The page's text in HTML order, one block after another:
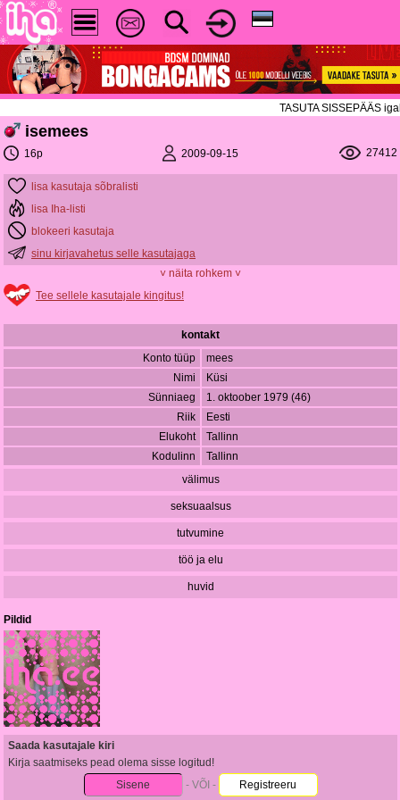
TASUTA SISSEPÄÄS
isemees
16p 2009-09-15 27412
lisa kasutaja sõbralisti
lisa Iha-listi
blokeeri kasutaja
sinu kirjavahetus selle kasutajaga
˅ näita rohkem ˅
Tee sellele kasutajale kingitus!
kontakt
Konto tüüp
mees
Nimi
Küsi
Sünniaeg
1. oktoober 1979 (46)
Riik
Eesti
Elukoht
Tallinn
Kodulinn
Tallinn
välimus
seksuaalsus
tutvumine
töö ja elu
huvid
Pildid
Saada kasutajale kiri
Kirja saatmiseks pead olema sisse logitud!
Sisene
- VÕI - Registreeru